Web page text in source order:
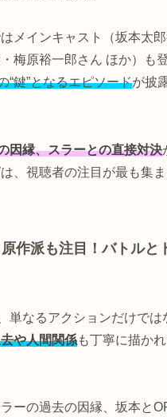
メインキャスト（坂本太
梅原裕一郎さん ほか）も
“鍵”となるエピソードが披
因縁、スラーとの直接対決
、視聴者の注目が最も集
作派も注目！バトルと
単なるアクションだけでは
や人間関係も丁寧に描か
ーの過去の因縁、坂本と